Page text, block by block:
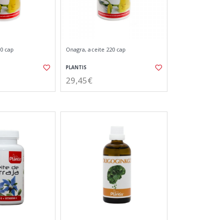
cap Onagra, aceite 220 cap
PLANTIS
29,45€